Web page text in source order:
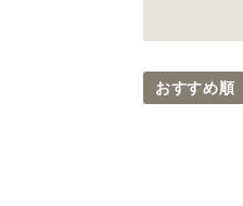
おすすめ順